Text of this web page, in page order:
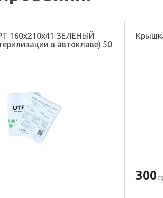
160х210х41 ЗЕЛЕНЫЙ
в автоклаве) 50
300